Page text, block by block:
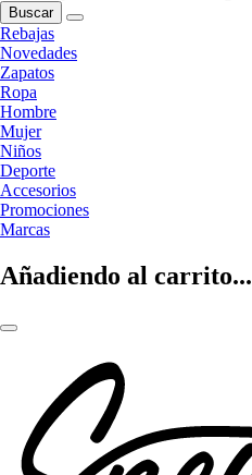
Buscar
Rebajas
Novedades
Zapatos
Ropa
Hombre
Mujer
Niños
Deporte
Accesorios
Promociones
Marcas
Añadiendo al carrito...